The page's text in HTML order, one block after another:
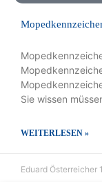
Sie wissen
WEITERLESEN »
Eduard Österreicher